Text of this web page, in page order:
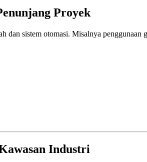
Proyek
sistem otomasi. Misalnya penggunaan
Industri